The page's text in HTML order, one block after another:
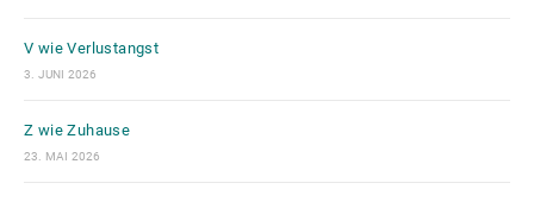
V wie Verlustangst
3. JUNI 2026
Z wie Zuhause
23. MAI 2026